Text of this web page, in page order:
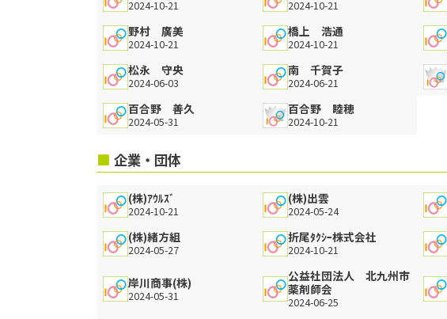
2024-10-21 2024-10-21
野村 廣美
2024-10-21
橋上 浩通
2024-10-21
松永 守央
2024-06-03
南 千賀子
2024-06-21
百合野 善久
2024-05-31
百合野 睦穂
2024-10-21
企業・団体
(株)ｱｳﾙｽﾞ
2024-10-21
(株)出雲
2024-05-24
(株)緒方組
2024-05-27
折尾ﾀｸｼｰ株式会社
2024-10-21
岸川商事(株)
2024-05-31
公益社団法人 北九州市
薬剤師会
2024-06-25